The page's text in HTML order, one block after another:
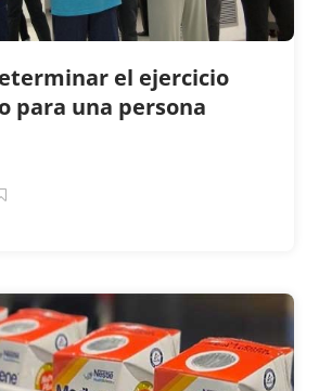
el ejercicio
para una persona